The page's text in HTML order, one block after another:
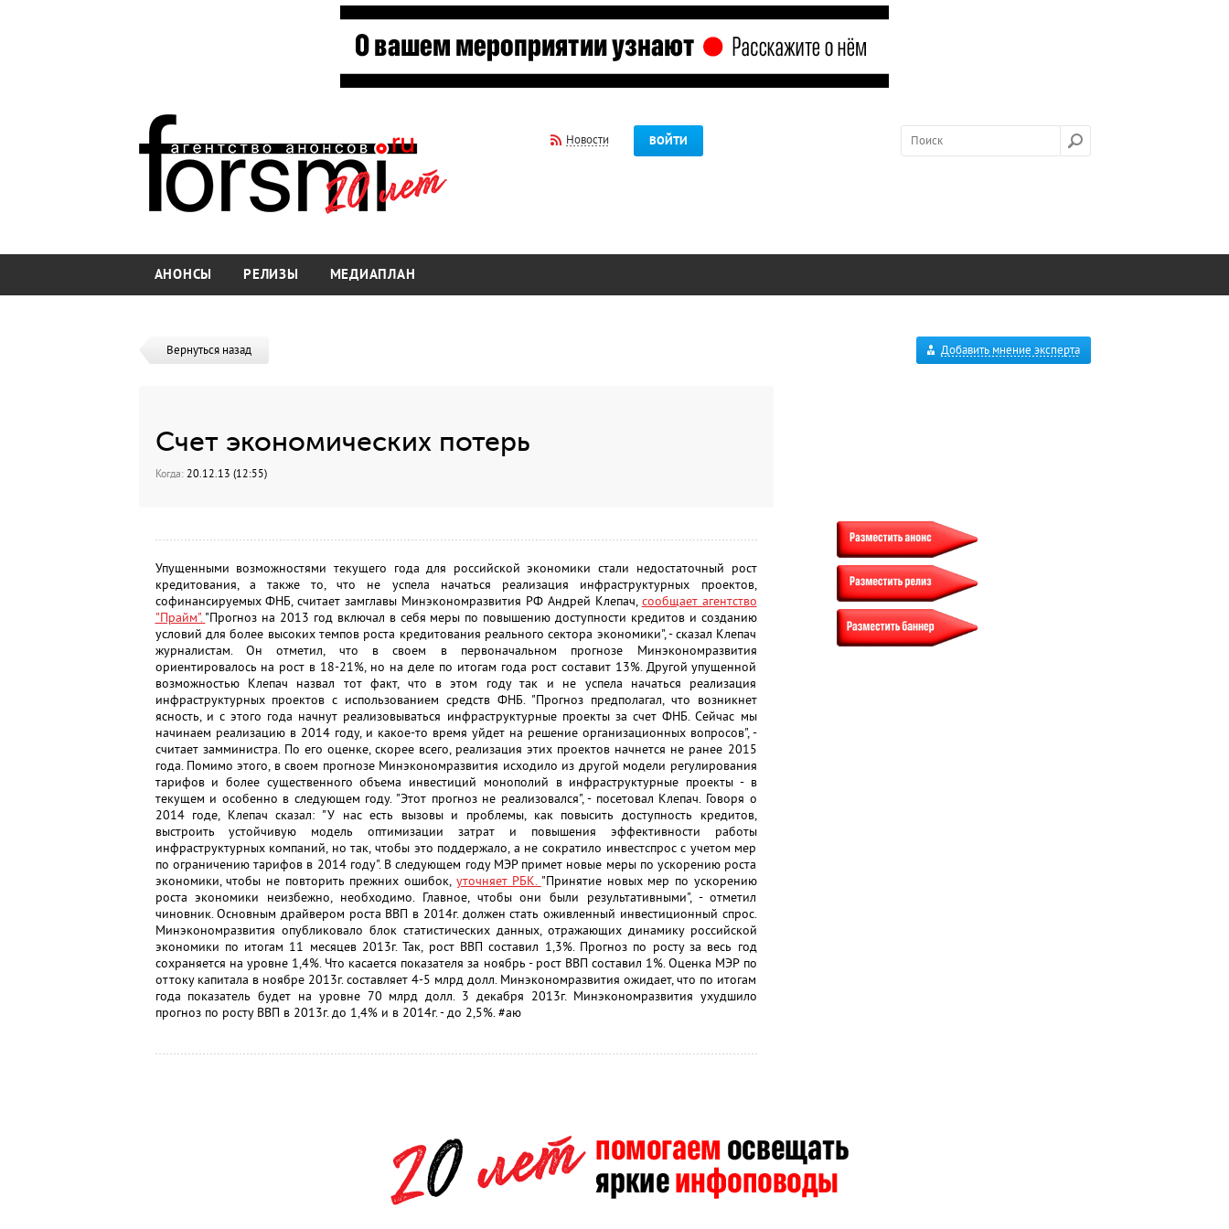
Новости ВОЙТИ
АНОНСЫ РЕЛИЗЫ МЕДИАПЛАН
Вернуться назад
Счет экономических потерь
Когда: 20.12.13 (12:55)
Упущенными возможностями текущего года для российской экономики стали недостаточный рост
кредитования, а также то, что не успела начаться реализация инфраструктурных проектов,
софинансируемых ФНБ, считает замглавы Минэкономразвития РФ Андрей Клепач, сообщает агентство
"Прайм"."Прогноз на 2013 год включал в себя меры по повышению доступности кредитов и созданию
условий для более высоких темпов роста кредитования реального сектора экономики", - сказал Клепач
журналистам. Он отметил, что в своем в первоначальном прогнозе Минэкономразвития
ориентировалось на рост в 18-21%, но на деле по итогам года рост составит 13%. Другой упущенной
возможностью Клепач назвал тот факт, что в этом году так и не успела начаться реализация
инфраструктурных проектов с использованием средств ФНБ. "Прогноз предполагал, что возникнет
ясность, и с этого года начнут реализовываться инфраструктурные проекты за счет ФНБ. Сейчас мы
начинаем реализацию в 2014 году, и какое-то время уйдет на решение организационных вопросов", -
считает замминистра. По его оценке, скорее всего, реализация этих проектов начнется не ранее 2015
года. Помимо этого, в своем прогнозе Минэкономразвития исходило из другой модели регулирования
тарифов и более существенного объема инвестиций монополий в инфраструктурные проекты - в
текущем и особенно в следующем году. "Этот прогноз не реализовался", - посетовал Клепач. Говоря о
2014 годе, Клепач сказал: "У нас есть вызовы и проблемы, как повысить доступность кредитов,
выстроить устойчивую модель оптимизации затрат и повышения эффективности работы
инфраструктурных компаний, но так, чтобы это поддержало, а не сократило инвестспрос с учетом мер
по ограничению тарифов в 2014 году". В следующем году МЭР примет новые меры по ускорению роста
экономики, чтобы не повторить прежних ошибок, уточняет РБК. "Принятие новых мер по ускорению
роста экономики неизбежно, необходимо. Главное, чтобы они были результативными", - отметил
чиновник. Основным драйвером роста ВВП в 2014г. должен стать оживленный инвестиционный спрос.
Минэкономразвития опубликовало блок статистических данных, отражающих динамику российской
экономики по итогам 11 месяцев 2013г. Так, рост ВВП составил 1,3%. Прогноз по росту за весь год
сохраняется на уровне 1,4%. Что касается показателя за ноябрь - рост ВВП составил 1%. Оценка МЭР по
оттоку капитала в ноябре 2013г. составляет 4-5 млрд долл. Минэкономразвития ожидает, что по итогам
года показатель будет на уровне 70 млрд долл. 3 декабря 2013г. Минэкономразвития ухудшило
прогноз по росту ВВП в 2013г. до 1,4% и в 2014г. - до 2,5%. #аю
Добавить мнение эксперта